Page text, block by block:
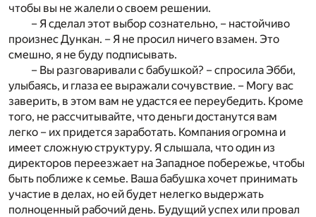
чтобы вы не жалели о своем решении.
– Я сделал этот выбор сознательно, – настойчиво
произнес Дункан. – Я не просил ничего взамен. Это
смешно, я не буду подписывать.
– Вы разговаривали с бабушкой? – спросила Эбби,
улыбаясь, и глаза ее выражали сочувствие. – Могу вас
заверить, в этом вам не удастся ее переубедить. Кроме
того, не рассчитывайте, что деньги достанутся вам
легко – их придется заработать. Компания огромна и
имеет сложную структуру. Я слышала, что один из
директоров переезжает на Западное побережье, чтобы
быть поближе к семье. Ваша бабушка хочет принимать
участие в делах, но ей будет нелегко выдержать
полноценный рабочий день. Будущий успех или провал